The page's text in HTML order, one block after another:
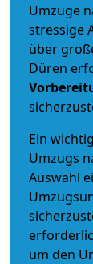
Umzüge
stressige
über
Düren
Ein
Umzugs
Auswahl
um den